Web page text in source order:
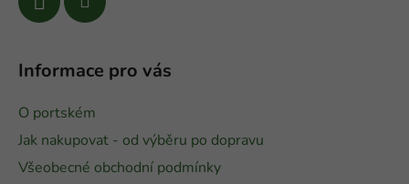
Informace pro vás
O portském
Jak nakupovat - od výběru po dopravu
Všeobecné obchodní podmínky